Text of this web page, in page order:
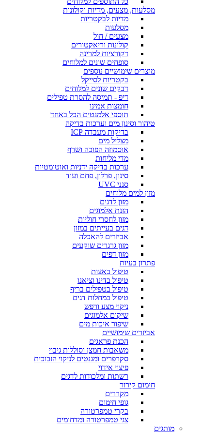
מסלעות, מצעים, מדיות וקולונות
מדיות לבקטריות
מסלעות
מצעים / חול
קולונות וריאקטורים
דקורציות למרינה
סופחים שונים למלוחים
מוצרים שימושיים נוספים
בקטריות לסייקל
דבקים שונים למלוחים
דיפ - תמיסה להסרת טפילים
חומצות אמינו
תוספי אלמנטים הכל באחד
טיהור וסינון מים וערכות בדיקה
בדיקות מעבדה ICP
מצליל מים
אוסמוזה הפוכה ושרף
מדי מליחות
ערכות בדיקה ידניות ואוטומטיות
סינון, פרלון, פחם ועוד
סנני UVC
מזון למים מלוחים
מזון לדגים
הזנת אלמוגים
מזון לחסרי חוליות
דגים בעייתים במזון
אביזרים להאכלה
מזון גרגרים שוקעים
מזון דפים
פתרון בעיות
טיפול באצות
טיפול בדינו וציאנו
טיפול בטפילים בריף
טיפול במחלות דגים
ניקוי מצע ורפש
שיקום אלמוגים
שיפור איכות מים
אביזרים שימושיים
הכנת פראגים
משאבות חמצן וסוללות גיבוי
סקרפרים ומגנטים לניקוי הזכוכית
פיצוי אידוי
רשתות ומלכודות לדגים
חימום קירור
מקררים
גופי חימום
בקרי טמפרטורה
צגי טמפרטורה ומדחומים
מותגים